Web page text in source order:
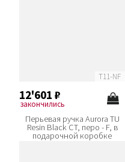
T11-NF
12'601 ₽
закончились
Перьевая ручка Aurora TU
Resin Black CT, перо - F, в
подарочной коробке